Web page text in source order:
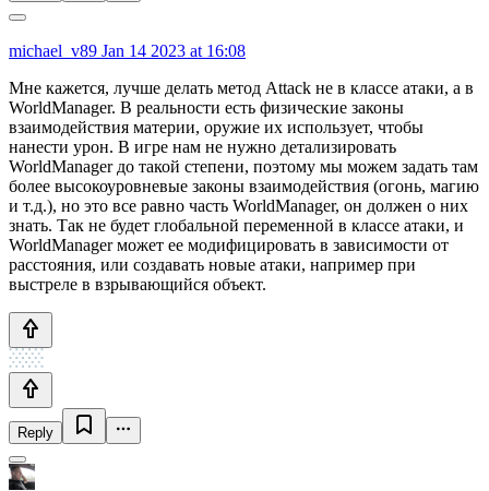
michael_v89 Jan 14 2023 at 16:08
Мне кажется, лучше делать метод Attack не в классе атаки, а в
WorldManager. В реальности есть физические законы
взаимодействия материи, оружие их использует, чтобы
нанести урон. В игре нам не нужно детализировать
WorldManager до такой степени, поэтому мы можем задать там
более высокоуровневые законы взаимодействия (огонь, магию
и т.д.), но это все равно часть WorldManager, он должен о них
знать. Так не будет глобальной переменной в классе атаки, и
WorldManager может ее модифицировать в зависимости от
расстояния, или создавать новые атаки, например при
выстреле в взрывающийся объект.
Reply